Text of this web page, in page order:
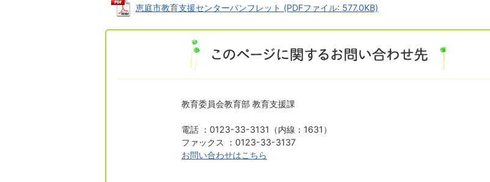
恵庭市教育支援センターパンフレット (PDFファイル: 577.0KB)
教育委員会教育部 教育支援課
電話 ：0123-33-3131（内線：1631）
ファックス ：0123-33-3137
お問い合わせはこちら